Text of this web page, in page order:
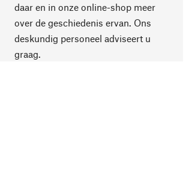
daar en in onze online-shop meer
over de geschiedenis ervan. Ons
deskundig personeel adviseert u
graag.
Naar boven